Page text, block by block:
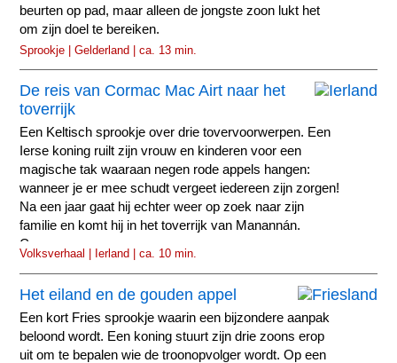
beurten op pad, maar alleen de jongste zoon lukt het
om zijn doel te bereiken.
Sprookje | Gelderland | ca. 13 min.
De reis van Cormac Mac Airt naar het
toverrijk
Een Keltisch sprookje over drie tovervoorwerpen. Een
Ierse koning ruilt zijn vrouw en kinderen voor een
magische tak waaraan negen rode appels hangen:
wanneer je er mee schudt vergeet iedereen zijn zorgen!
Na een jaar gaat hij echter weer op zoek naar zijn
familie en komt hij in het toverrijk van Manannán.
Cormac...
Volksverhaal | Ierland | ca. 10 min.
Het eiland en de gouden appel
Een kort Fries sprookje waarin een bijzondere aanpak
beloond wordt. Een koning stuurt zijn drie zoons erop
uit om te bepalen wie de troonopvolger wordt. Op een